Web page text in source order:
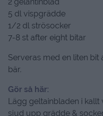
Det här behöver du 4-6
2 gelantinblad
5 dl vispgrädde
7-8 st after eight bitar
bär.
Gör så här: